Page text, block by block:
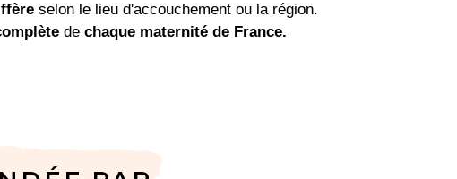
selon le lieu d'accouchement ou la région.
dechaque maternité de France.